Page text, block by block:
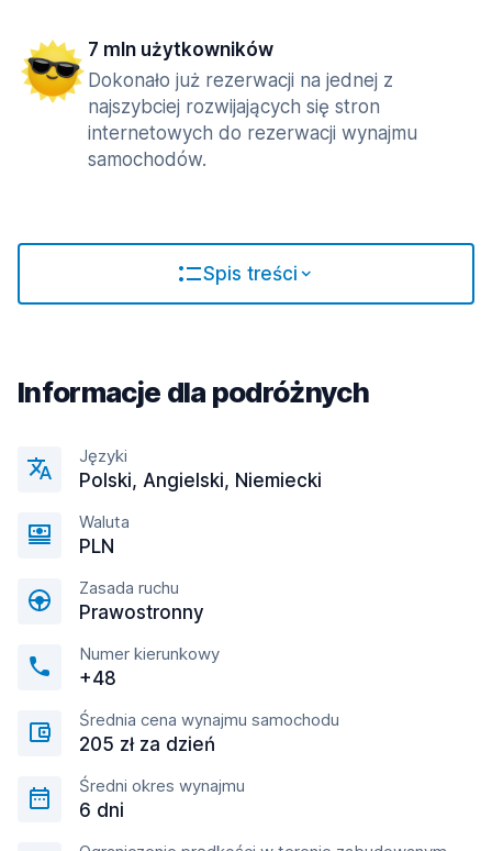
7 mln użytkowników
Dokonało już rezerwacji na jednej z
najszybciej rozwijających się stron
internetowych do rezerwacji wynajmu
samochodów.
Spis treści
Informacje dla podróżnych
Języki
Polski, Angielski, Niemiecki
Waluta
PLN
Zasada ruchu
Prawostronny
Numer kierunkowy
+48
Średnia cena wynajmu samochodu
205 zł za dzień
Średni okres wynajmu
6 dni